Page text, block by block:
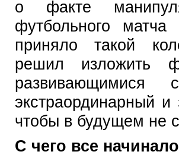
о факте
футбольного
приняло такой
решил изложить
развивающимися
экстраординарный
чтобы в будущем не
С чего все